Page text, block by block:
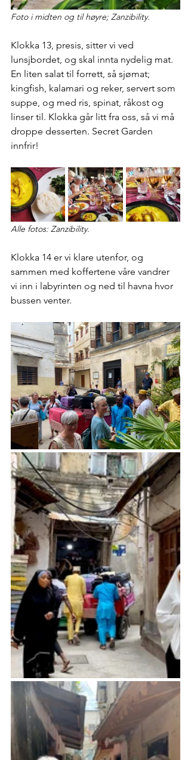
Foto i midten og til høyre; Zanzibility.
Klokka 13, presis, sitter vi ved
lunsjbordet, og skal innta nydelig mat.
En liten salat til forrett, så sjømat;
kingfish, kalamari og reker, servert som
suppe, og med ris, spinat, råkost og
linser til. Klokka går litt fra oss, så vi må
droppe desserten. Secret Garden
innfrir!
Alle fotos: Zanzibility.
Klokka 14 er vi klare utenfor, og
sammen med koffertene våre vandrer
vi inn i labyrinten og ned til havna hvor
bussen venter.